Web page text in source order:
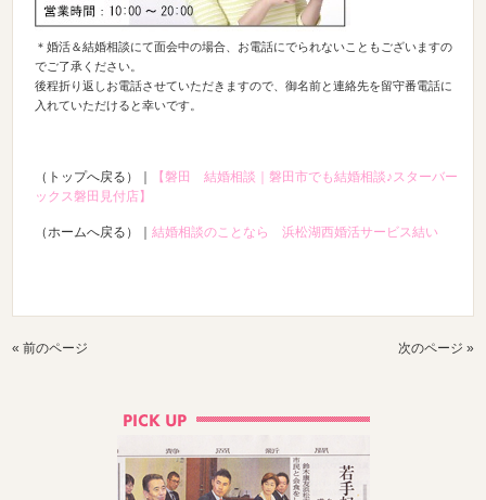
＊婚活＆結婚相談にて面会中の場合、お電話にでられないこともございますの
でご了承ください。
後程折り返しお電話させていただきますので、御名前と連絡先を留守番電話に
入れていただけると幸いです。
（トップへ戻る）｜
【磐田 結婚相談｜磐田市でも結婚相談♪スターバー
ックス磐田見付店】
（ホームへ戻る）｜結婚相談のことなら 浜松湖西婚活サービス結い
« 前のページ 次のページ »